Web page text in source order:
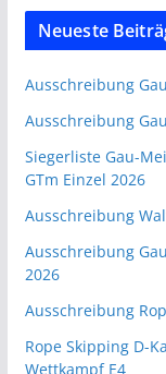
Neueste
Ausschreibung
Ausschreibung
Siegerliste Gau-
GTm Einzel 2026
Ausschreibung
Ausschreibung
2026
Ausschreibung
Rope Skipping D-
Wettkampf E4